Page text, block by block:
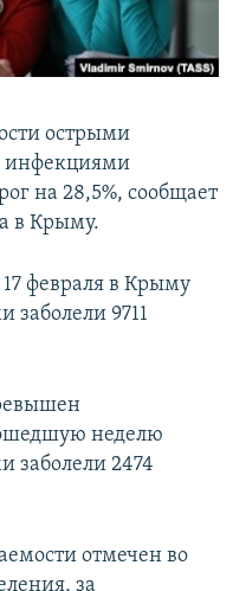
острыми
инфекциями
на 28,5%, сообщает
в Крыму.
февраля в Крыму
9711
неделю
заболели 2474
отмечен во
за